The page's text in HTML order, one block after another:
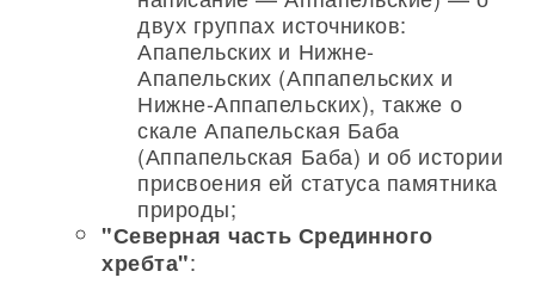
двух группах источников:
Апапельских и Нижне-
Апапельских (Аппапельских и
Нижне-Аппапельских), также о
скале Апапельская Баба
(Аппапельская Баба) и об истории
присвоения ей статуса памятника
природы;
"Северная часть Срединного
хребта":